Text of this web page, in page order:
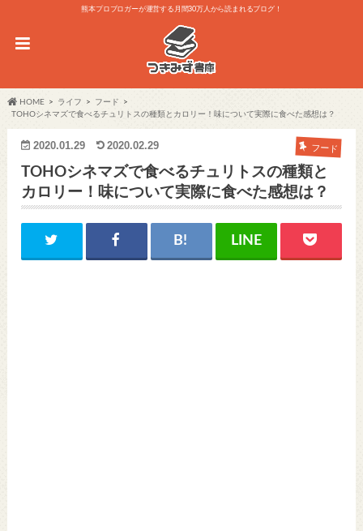
熊本プロブロガーが運営する月間30万人から読まれるブログ！
HOME ライフ
フード
TOHOシネマズで食べるチュリトスの種類とカロリー！味について実際に食べた感想は？
2020.01.29 2020.02.29 フード
TOHOシネマズで食べるチュリトスの種類と
カロリー！味について実際に食べた感想は？